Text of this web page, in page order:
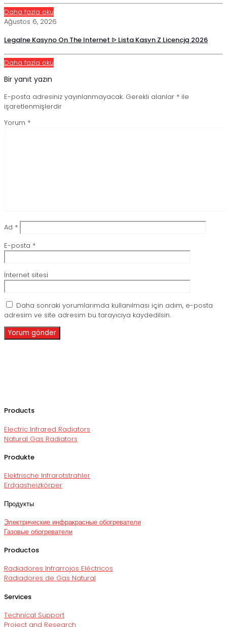
Daha fazla oku
Ağustos 6, 2026
Legalne Kasyno On The Internet ᐉ Lista Kasyn Z Licencją 2026
Daha fazla oku
Bir yanıt yazın
E-posta adresiniz yayınlanmayacak. Gerekli alanlar * ile
işaretlenmişlerdir
Yorum *
Ad *
E-posta *
İnternet sitesi
Daha sonraki yorumlarımda kullanılması için adım, e-posta
adresim ve site adresim bu tarayıcıya kaydedilsin.
Products
Electric Infrared Radiators
Natural Gas Radiators
Produkte
Elektrische Infrarotstrahler
Erdgasheizkörper
Продукты
Электрические инфракрасные обогреватели
Газовые обогреватели
Productos
Radiadores Infrarrojos Eléctricos
Radiadores de Gas Natural
Services
Technical Support
Project and Research